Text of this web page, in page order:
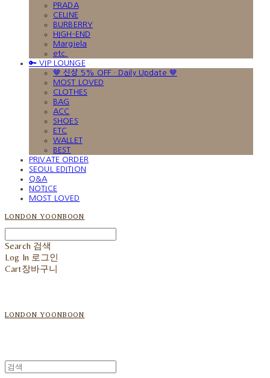
PRADA
CELINE
BURBERRY
HIGH-END
Margiela
etc.
🔑 VIP LOUNGE
🤎 신상 5% OFF · Daily Update 🤎
MOST LOVED
CLOTHES
BAG
ACC
SHOES
ETC
WALLET
BEST
PRIVATE ORDER
SEOUL EDITION
Q&A
NOTICE
MOST LOVED
LONDON YOONBOON
Search 검색
Log In 로그인
Cart장바구니
LONDON YOONBOON